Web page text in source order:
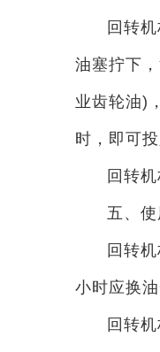
回转
油塞拧下
业齿轮油)
时，即可
回转
五、
回转
小时应换
回转